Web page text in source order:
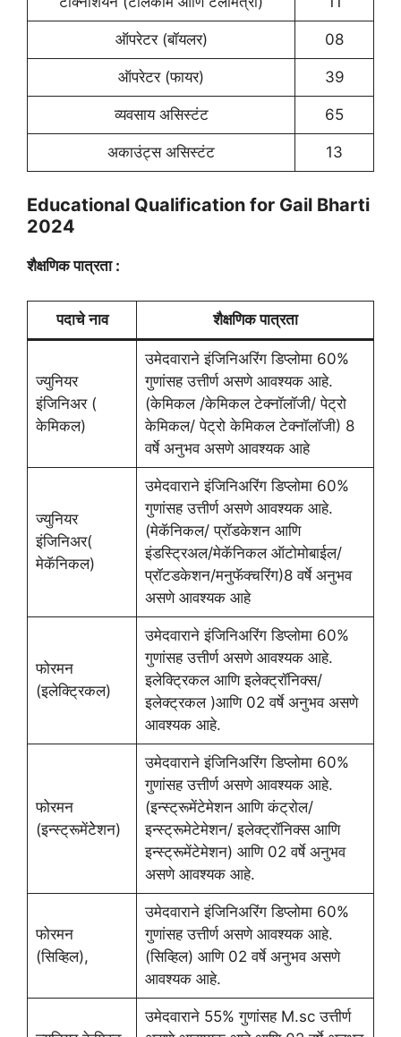
ऑपरेटर (बॉयलर) 08
ऑपरेटर (फायर) 39
व्यवसाय असिस्टंट 65
अकाउंट्स असिस्टंट 13
Educational Qualification for Gail Bharti
2024
शैक्षणिक पात्रता :
पदाचे नाव शैक्षणिक पात्रता
ज्युनियर
इंजिनिअर (
केमिकल)
उमेदवाराने इंजिनिअरिंग डिप्लोमा 60%
गुणांसह उत्तीर्ण असणे आवश्यक आहे.
(केमिकल /केमिकल टेक्नॉलॉजी/ पेट्रो
केमिकल/ पेट्रो केमिकल टेक्नॉलॉजी) 8
वर्षे अनुभव असणे आवश्यक आहे
ज्युनियर
इंजिनिअर(
मेकॅनिकल)
उमेदवाराने इंजिनिअरिंग डिप्लोमा 60%
गुणांसह उत्तीर्ण असणे आवश्यक आहे.
(मेकॅनिकल/ प्रॉडकेशन आणि
इंडस्ट्रिअल/मेकॅनिकल ऑटोमोबाईल/
प्रॉटडकेशन/मनुफॅक्चरिंग)8 वर्षे अनुभव
असणे आवश्यक आहे
फोरमन
(इलेक्ट्रिकल)
उमेदवाराने इंजिनिअरिंग डिप्लोमा 60%
गुणांसह उत्तीर्ण असणे आवश्यक आहे.
इलेक्ट्रिकल आणि इलेक्ट्रॉनिक्स/
इलेक्ट्रकल )आणि 02 वर्षे अनुभव असणे
आवश्यक आहे.
फोरमन
(इन्स्ट्रूमेंटेेशन)
उमेदवाराने इंजिनिअरिंग डिप्लोमा 60%
गुणांसह उत्तीर्ण असणे आवश्यक आहे.
(इन्स्ट्रूमेंटेमेशन आणि कंट्रोल/
इन्स्ट्रूमेटेमेशन/ इलेक्ट्रॉनिक्स आणि
इन्स्ट्रूमेंटेमेशन) आणि 02 वर्षे अनुभव
असणे आवश्यक आहे.
फोरमन
(सिव्हिल),
उमेदवाराने इंजिनिअरिंग डिप्लोमा 60%
गुणांसह उत्तीर्ण असणे आवश्यक आहे.
(सिव्हिल) आणि 02 वर्षे अनुभव असणे
आवश्यक आहे.
उमेदवाराने 55% गुणांसह M.sc उत्तीर्ण